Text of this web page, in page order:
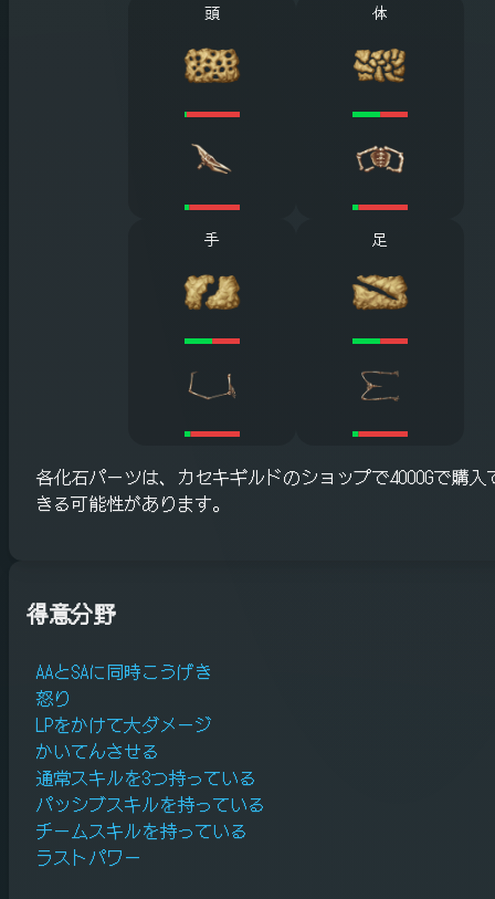
頭 体
手 足
各化石パーツは、カセキギルドのショップで4000Gで購入
きる可能性があります。
得意分野
AAとSAに同時こうげき
怒り
LPをかけて大ダメージ
かいてんさせる
通常スキルを3つ持っている
パッシブスキルを持っている
チームスキルを持っている
ラストパワー